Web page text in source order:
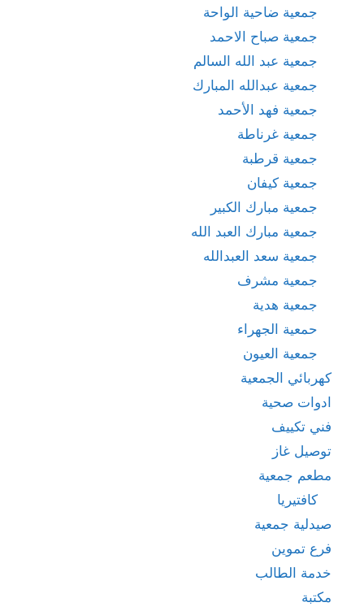
جمعية ضاحية الواحة
جمعية صباح الاحمد
جمعية عبد الله السالم
جمعية عبدالله المبارك
جمعية فهد الأحمد
جمعية غرناطة
جمعية قرطبة
جمعية كيفان
جمعية مبارك الكبير
جمعية مبارك العبد الله
جمعية سعد العبدالله
جمعية مشرف
جمعية هدية
حمعية الجهراء
جمعية العيون
كهربائي الجمعية
ادوات صحية
فني تكييف
توصيل غاز
مطعم جمعية
كافتيريا
صيدلية جمعية
فرع تموين
خدمة الطالب
مكتبة